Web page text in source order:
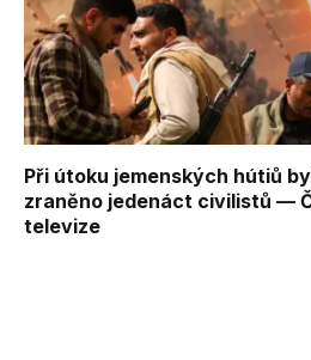
Při útoku jemenských hútiů
zraněno jedenáct civilistů —
televize